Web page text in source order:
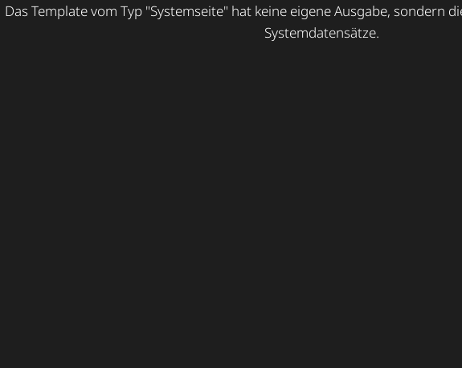
Das Template vom Typ "Systemseite" hat keine eigene Ausgabe, sondern
Systemdatensätze.